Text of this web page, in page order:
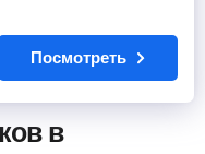
Посмотреть
в